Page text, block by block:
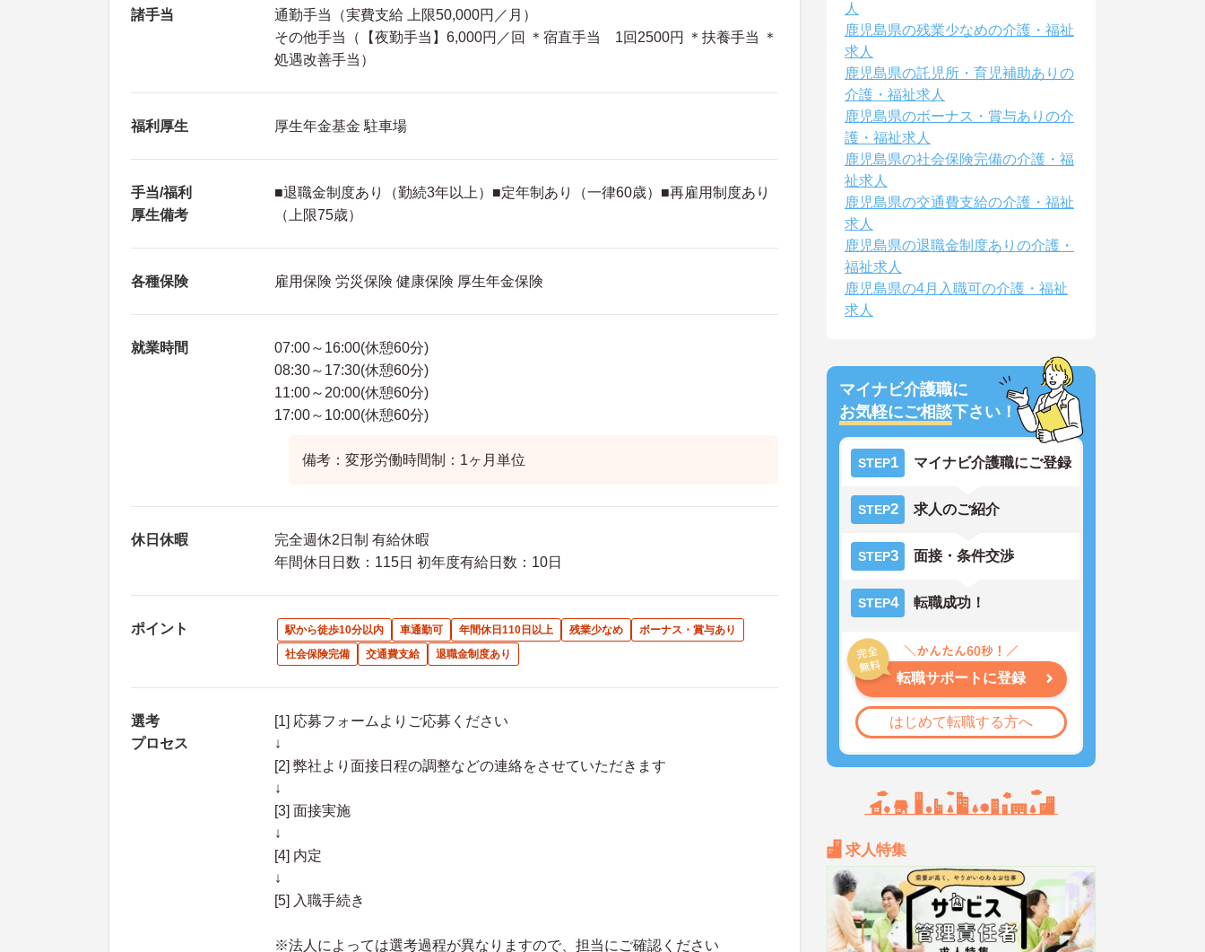
諸手当
通勤手当（実費支給 上限50,000円／月）
その他手当（【夜勤手当】6,000円／回 ＊宿直手当 1回2500円 ＊扶養手当 ＊
処遇改善手当）
福利厚生 厚生年金基金 駐車場
手当/福利
厚生備考
■退職金制度あり（勤続3年以上）■定年制あり（一律60歳）■再雇用制度あり
（上限75歳）
各種保険 雇用保険 労災保険 健康保険 厚生年金保険
就業時間
07:00～16:00(休憩60分)
08:30～17:30(休憩60分)
11:00～20:00(休憩60分)
17:00～10:00(休憩60分)
備考：変形労働時間制：1ヶ月単位
休日休暇
完全週休2日制 有給休暇
年間休日日数：115日 初年度有給日数：10日
ポイント 駅から徒歩10分以内 車通勤可 年間休日110日以上 残業少なめ
ボーナス・賞与あり
社会保険完備
交通費支給 退職金制度あり
選考
プロセス
[1] 応募フォームよりご応募ください
↓
[2] 弊社より面接日程の調整などの連絡をさせていただきます
↓
[3] 面接実施
↓
[4] 内定
↓
[5] 入職手続き
※法人によっては選考過程が異なりますので、担当にご確認ください
人
鹿児島県の残業少なめの介護・福祉
求人
鹿児島県の託児所・育児補助ありの
介護・福祉求人
鹿児島県のボーナス・賞与ありの介
護・福祉求人
鹿児島県の社会保険完備の介護・福
祉求人
鹿児島県の交通費支給の介護・福祉
求人
鹿児島県の退職金制度ありの介護・
福祉求人
鹿児島県の4月入職可の介護・福祉
求人
マイナビ介護職に
お気軽にご相談下さい！
STEP1 マイナビ介護職にご登録
STEP2 求人のご紹介
STEP3 面接・条件交渉
STEP4 転職成功！
転職サポートに登録
はじめて転職する方へ
求人特集